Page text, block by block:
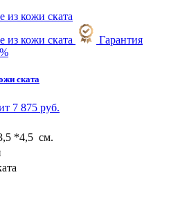
Гарантия
ската
7 875 руб.
*4,5 см.